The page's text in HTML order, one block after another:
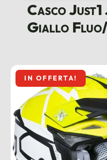
Casco
Giallo
IN OFFERTA!